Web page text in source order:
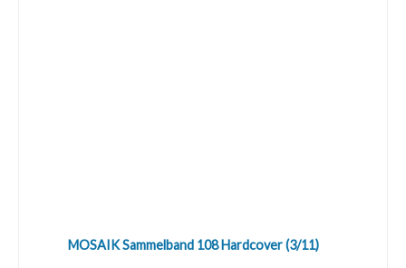
MOSAIK Sammelband 108 Hardcover (3/11)